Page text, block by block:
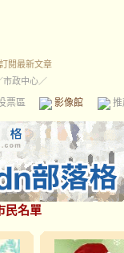
訂閱最新文章
市政中心／
票區 影像館
民名單